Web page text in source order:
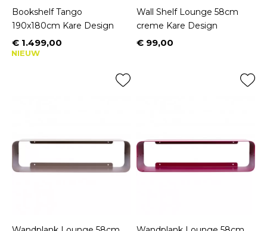
Bookshelf Tango
190x180cm Kare Design
Prijs
€ 1.499,00
NIEUW
Wall Shelf Lounge 58cm
creme Kare Design
Prijs
€ 99,00